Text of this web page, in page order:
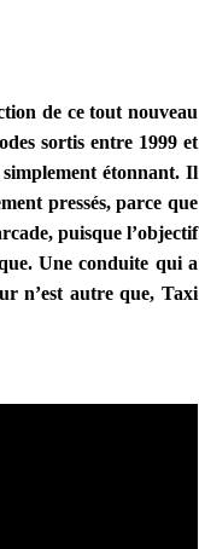
de ce tout nouveau
sortis entre 1999 et
étonnant. Il
pressés, parce que
puisque l’objectif
Une conduite qui a
n’est autre que, Taxi